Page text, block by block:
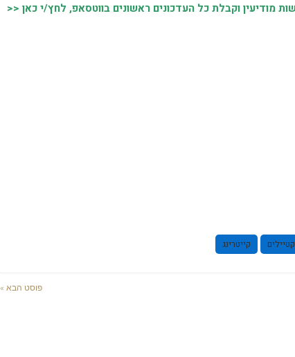
וקבלת כל העדכונים ראשונים בווטסאפ, לחץ/י כאן <<
קייטרינג
פוסט הבא »